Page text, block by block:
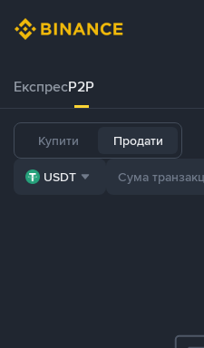
ЕкспресP2P
Купити Продати
USDT